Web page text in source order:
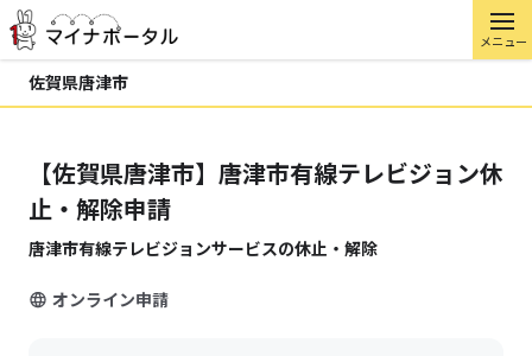
メニュー
佐賀県唐津市
【佐賀県唐津市】唐津市有線テレビジョン休
止・解除申請
唐津市有線テレビジョンサービスの休止・解除
オンライン申請